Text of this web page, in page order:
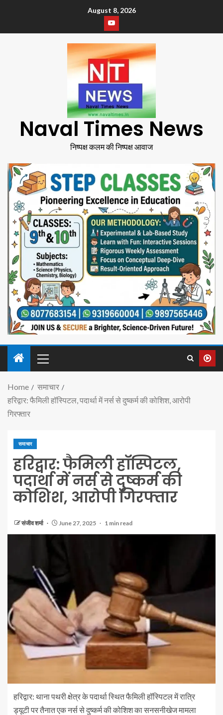
August 8, 2026
Naval Times News
निष्पक्ष कलम की निष्पक्ष आवाज
Home
समाचार
हरिद्वार: फैमिली हॉस्पिटल, पदार्था में नर्स से दुष्कर्म की कोशिश, आरोपी
गिरफ्तार
समाचार
हरिद्वार: फैमिली हॉस्पिटल,
पदार्था में नर्स से दुष्कर्म की
कोशिश, आरोपी गिरफ्तार
संजीव शर्मा June 27, 2025 1 min read
हरिद्वार: थाना पथरी क्षेत्र के पदार्था स्थित फैमिली हॉस्पिटल में रात्रि
ड्यूटी पर तैनात एक नर्स से दुष्कर्म की कोशिश का सनसनीखेज मामला